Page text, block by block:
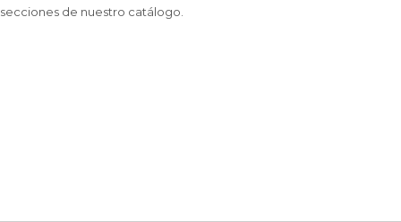
secciones de nuestro catálogo.